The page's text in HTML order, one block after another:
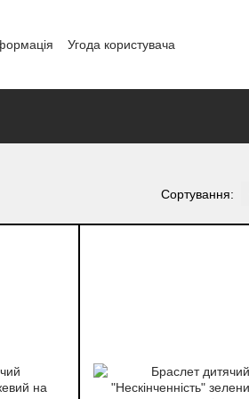
Угода користувача
Сортування: